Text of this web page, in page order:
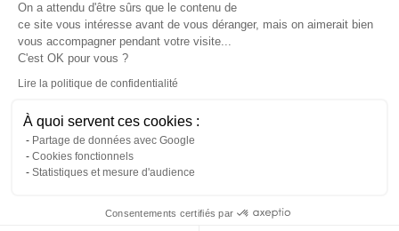
On a attendu d'être sûrs que le contenu de
ce site vous intéresse avant de vous déranger, mais on aimerait bien
vous accompagner pendant votre visite...
C'est OK pour vous ?
Lire la politique de confidentialité
À quoi servent ces cookies :
Partage de données avec Google
Cookies fonctionnels
Statistiques et mesure d'audience
Consentements certifiés par
Mentions légales Droit à l'oubli
communication